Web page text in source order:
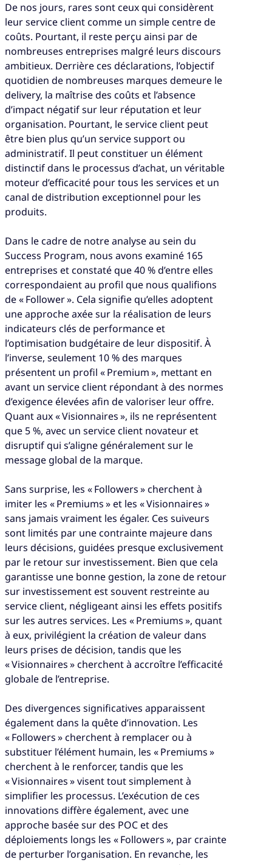
De nos jours, rares sont ceux qui considèrent
leur service client comme un simple centre de
coûts. Pourtant, il reste perçu ainsi par de
nombreuses entreprises malgré leurs discours
ambitieux. Derrière ces déclarations, l’objectif
quotidien de nombreuses marques demeure le
delivery, la maîtrise des coûts et l’absence
d’impact négatif sur leur réputation et leur
organisation. Pourtant, le service client peut
être bien plus qu’un service support ou
administratif. Il peut constituer un élément
distinctif dans le processus d’achat, un véritable
moteur d’efficacité pour tous les services et un
canal de distribution exceptionnel pour les
produits.
Dans le cadre de notre analyse au sein du
Success Program, nous avons examiné 165
entreprises et constaté que 40 % d’entre elles
correspondaient au profil que nous qualifions
de « Follower ». Cela signifie qu’elles adoptent
une approche axée sur la réalisation de leurs
indicateurs clés de performance et
l’optimisation budgétaire de leur dispositif. À
l’inverse, seulement 10 % des marques
présentent un profil « Premium », mettant en
avant un service client répondant à des normes
d’exigence élevées afin de valoriser leur offre.
Quant aux « Visionnaires », ils ne représentent
que 5 %, avec un service client novateur et
disruptif qui s’aligne généralement sur le
message global de la marque.
Sans surprise, les « Followers » cherchent à
imiter les « Premiums » et les « Visionnaires »
sans jamais vraiment les égaler. Ces suiveurs
sont limités par une contrainte majeure dans
leurs décisions, guidées presque exclusivement
par le retour sur investissement. Bien que cela
garantisse une bonne gestion, la zone de retour
sur investissement est souvent restreinte au
service client, négligeant ainsi les effets positifs
sur les autres services. Les « Premiums », quant
à eux, privilégient la création de valeur dans
leurs prises de décision, tandis que les
« Visionnaires » cherchent à accroître l’efficacité
globale de l’entreprise.
Des divergences significatives apparaissent
également dans la quête d’innovation. Les
« Followers » cherchent à remplacer ou à
substituer l’élément humain, les « Premiums »
cherchent à le renforcer, tandis que les
« Visionnaires » visent tout simplement à
simplifier les processus. L’exécution de ces
innovations diffère également, avec une
approche basée sur des POC et des
déploiements longs les « Followers », par crainte
de perturber l’organisation. En revanche, les